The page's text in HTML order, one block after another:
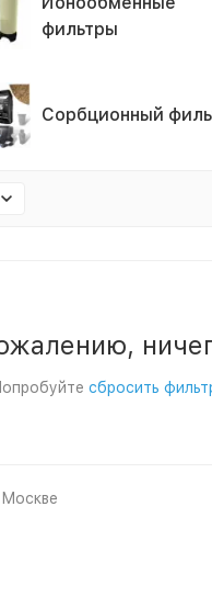
фильтры
Сорбционный
сбросить